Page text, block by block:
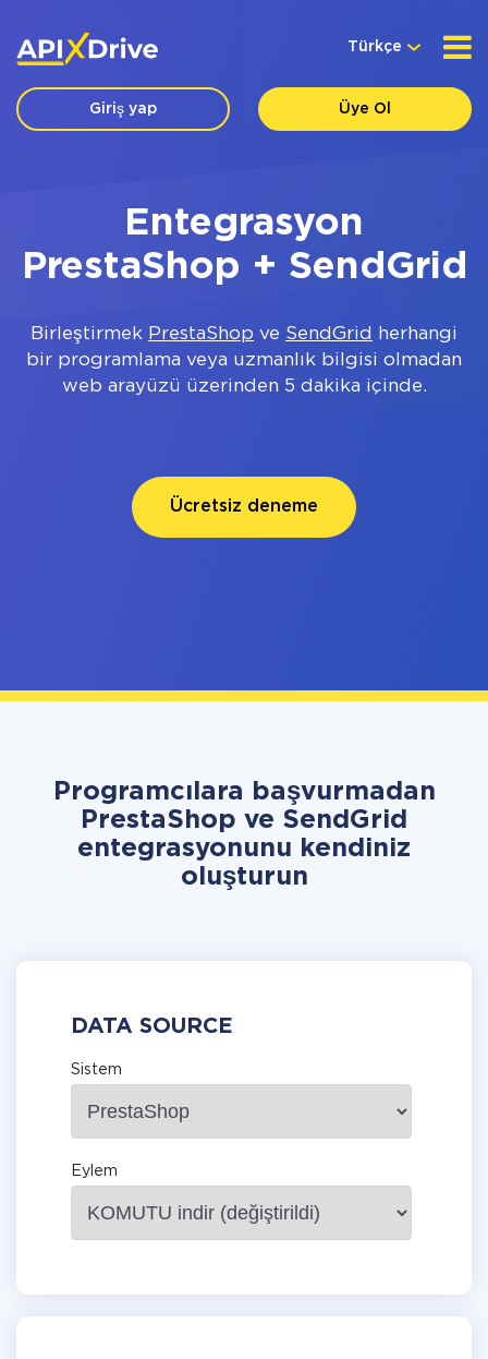
Türkçe
Giriş yap Üye Ol
Entegrasyon
PrestaShop + SendGrid
Birleştirmek PrestaShop ve SendGrid
herhangi
bir programlama veya uzmanlık bilgisi olmadan
web arayüzü üzerinden 5 dakika içinde.
Ücretsiz deneme
Programcılara başvurmadan
PrestaShop ve SendGrid
entegrasyonunu kendiniz
oluşturun
DATA SOURCE
Sistem
Eylem